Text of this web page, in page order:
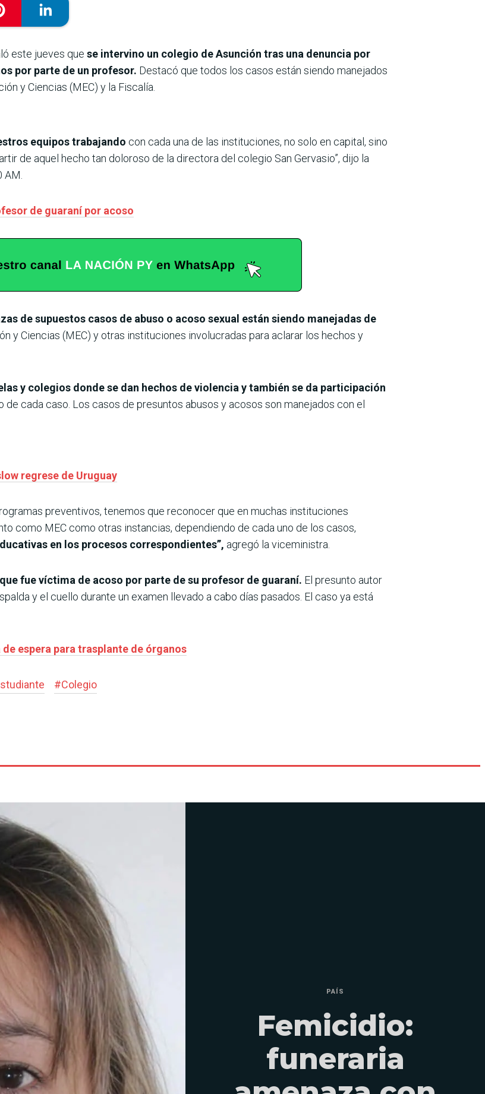
este jueves que se intervino un colegio de Asunción tras una denuncia por
por parte de un profesor. Destacó que todos los casos están siendo manejados
y Ciencias (MEC) y la Fiscalía.
equipos trabajando con cada una de las instituciones, no solo en capital, sino
de aquel hecho tan doloroso de la directora del colegio San Gervasio”, dijo la
AM.
de guaraní por acoso
de supuestos casos de abuso o acoso sexual están siendo manejadas de
y Ciencias (MEC) y otras instituciones involucradas para aclarar los hechos y
y colegios donde se dan hechos de violencia y también se da participación
de cada caso. Los casos de presuntos abusos y acosos son manejados con el
regrese de Uruguay
preventivos, tenemos que reconocer que en muchas instituciones
como MEC como otras instancias, dependiendo de cada uno de los casos,
en los procesos correspondientes”, agregó la viceministra.
fue víctima de acoso por parte de su profesor de guaraní. El presunto autor
y el cuello durante un examen llevado a cabo días pasados. El caso ya está
espera para trasplante de órganos
#Colegio
PAÍS
Femicidio:
funeraria